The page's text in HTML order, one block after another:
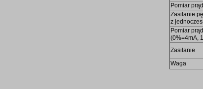
Pomiar
Zasilanie
z
Pomiar
(0%=4mA,
Zasilanie
Waga